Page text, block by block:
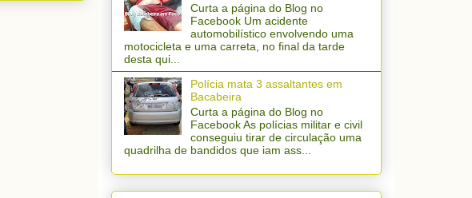
Curta a página do Blog no
Facebook Um acidente
automobilístico envolvendo uma
motocicleta e uma carreta, no final da tarde
desta qui...
Polícia mata 3 assaltantes em
Bacabeira
Curta a página do Blog no
Facebook As polícias militar e civil
conseguiu tirar de circulação uma
quadrilha de bandidos que iam ass...